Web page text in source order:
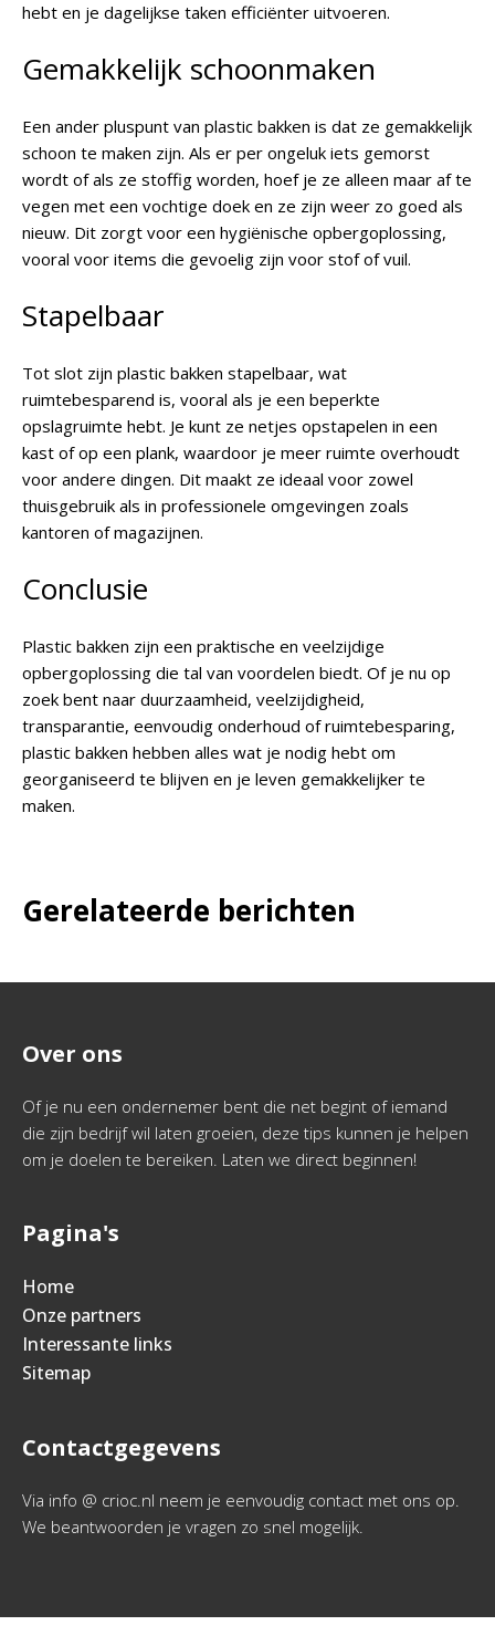
hebt en je dagelijkse taken efficiënter uitvoeren.
Gemakkelijk schoonmaken
Een ander pluspunt van plastic bakken is dat ze gemakkelijk
schoon te maken zijn. Als er per ongeluk iets gemorst
wordt of als ze stoffig worden, hoef je ze alleen maar af te
vegen met een vochtige doek en ze zijn weer zo goed als
nieuw. Dit zorgt voor een hygiënische opbergoplossing,
vooral voor items die gevoelig zijn voor stof of vuil.
Stapelbaar
Tot slot zijn plastic bakken stapelbaar, wat
ruimtebesparend is, vooral als je een beperkte
opslagruimte hebt. Je kunt ze netjes opstapelen in een
kast of op een plank, waardoor je meer ruimte overhoudt
voor andere dingen. Dit maakt ze ideaal voor zowel
thuisgebruik als in professionele omgevingen zoals
kantoren of magazijnen.
Conclusie
Plastic bakken zijn een praktische en veelzijdige
opbergoplossing die tal van voordelen biedt. Of je nu op
zoek bent naar duurzaamheid, veelzijdigheid,
transparantie, eenvoudig onderhoud of ruimtebesparing,
plastic bakken hebben alles wat je nodig hebt om
georganiseerd te blijven en je leven gemakkelijker te
maken.
Gerelateerde berichten
Over ons
Of je nu een ondernemer bent die net begint of iemand
die zijn bedrijf wil laten groeien, deze tips kunnen je helpen
om je doelen te bereiken. Laten we direct beginnen!
Pagina's
Home
Onze partners
Interessante links
Sitemap
Contactgegevens
Via info @ crioc.nl neem je eenvoudig contact met ons op.
We beantwoorden je vragen zo snel mogelijk.